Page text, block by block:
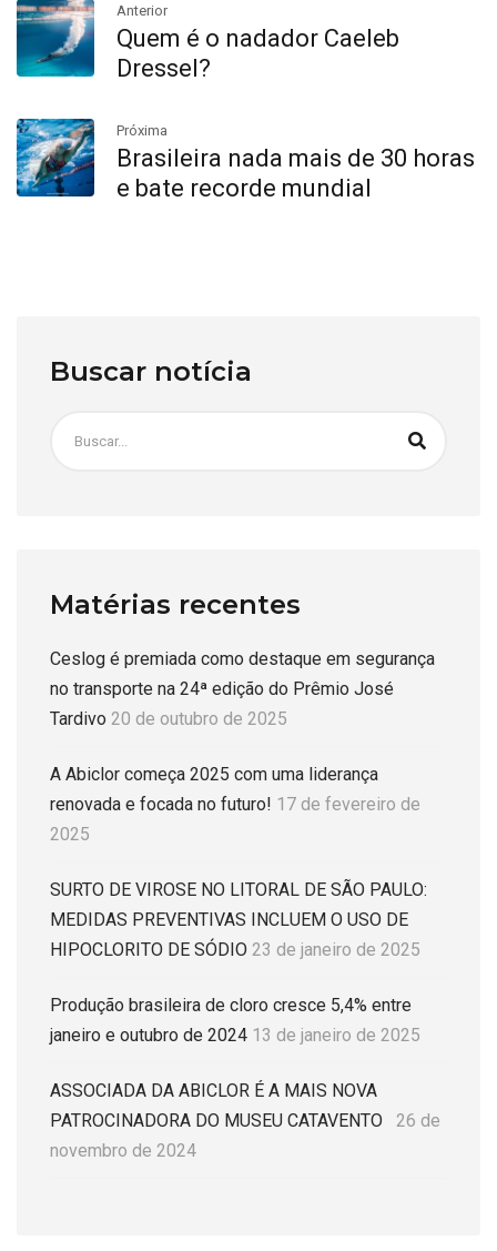
Anterior
Quem é o nadador Caeleb
Dressel?
Próxima
Brasileira nada mais de 30 horas
e bate recorde mundial
Buscar notícia
Matérias recentes
Ceslog é premiada como destaque em segurança
no transporte na 24ª edição do Prêmio José
Tardivo 20 de outubro de 2025
A Abiclor começa 2025 com uma liderança
renovada e focada no futuro! 17 de fevereiro de
2025
SURTO DE VIROSE NO LITORAL DE SÃO PAULO:
MEDIDAS PREVENTIVAS INCLUEM O USO DE
HIPOCLORITO DE SÓDIO 23 de janeiro de 2025
Produção brasileira de cloro cresce 5,4% entre
janeiro e outubro de 2024 13 de janeiro de 2025
ASSOCIADA DA ABICLOR É A MAIS NOVA
PATROCINADORA DO MUSEU CATAVENTO
26 de
novembro de 2024